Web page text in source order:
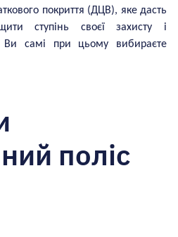
покриття (ДЦВ), яке дасть
ступінь своєї захисту і
самі при цьому вибираєте
поліс